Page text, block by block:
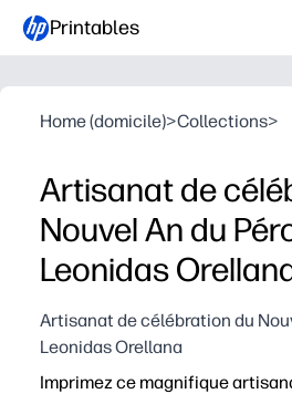
Printables
Home (domicile)>Collections>
Artisanat de
Nouvel An du
Leonidas
Artisanat de célébration du
Leonidas Orellana
Imprimez ce magnifique